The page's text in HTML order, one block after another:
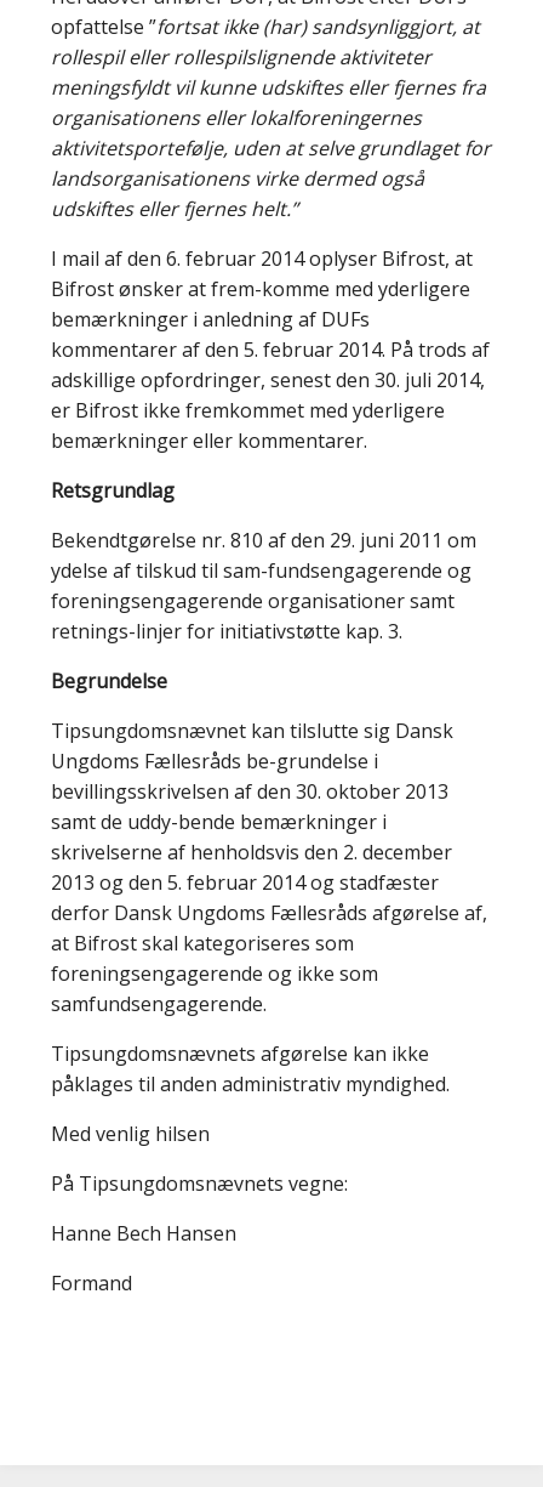
opfattelse ”fortsat ikke (har) sandsynliggjort, at
rollespil eller rollespilslignende aktiviteter
meningsfyldt vil kunne udskiftes eller fjernes fra
organisationens eller lokalforeningernes
aktivitetsportefølje, uden at selve grundlaget for
landsorganisationens virke dermed også
udskiftes eller fjernes helt.”
I mail af den 6. februar 2014 oplyser Bifrost, at
Bifrost ønsker at frem-komme med yderligere
bemærkninger i anledning af DUFs
kommentarer af den 5. februar 2014. På trods af
adskillige opfordringer, senest den 30. juli 2014,
er Bifrost ikke fremkommet med yderligere
bemærkninger eller kommentarer.
Retsgrundlag
Bekendtgørelse nr. 810 af den 29. juni 2011 om
ydelse af tilskud til sam-fundsengagerende og
foreningsengagerende organisationer samt
retnings-linjer for initiativstøtte kap. 3.
Begrundelse
Tipsungdomsnævnet kan tilslutte sig Dansk
Ungdoms Fællesråds be-grundelse i
bevillingsskrivelsen af den 30. oktober 2013
samt de uddy-bende bemærkninger i
skrivelserne af henholdsvis den 2. december
2013 og den 5. februar 2014 og stadfæster
derfor Dansk Ungdoms Fællesråds afgørelse af,
at Bifrost skal kategoriseres som
foreningsengagerende og ikke som
samfundsengagerende.
Tipsungdomsnævnets afgørelse kan ikke
påklages til anden administrativ myndighed.
Med venlig hilsen
På Tipsungdomsnævnets vegne:
Hanne Bech Hansen
Formand